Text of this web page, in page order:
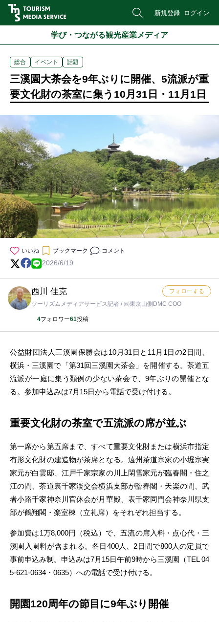
新規登録 ログイン
学び・つながる観光産業メディア
総合 イベント 話題
三溪園大茶会を9年ぶりに開催、5流派が重
要文化財の茶室に集う10月31日・11月1日
いいね ブックマーク コメント
2026/6/19
西川 佳克
ツーリズムメディアサービス記者 / ㈱東京山側DMC COO
4フォロワー61投稿
フォローする
公益財団法人三溪園保勝会は10月31日と11月1日の2日間、
横浜・三溪園で「第31回三溪園大茶会」を開催する。茶道五
流派が一庭に集う類例の少ない茶会で、9年ぶりの開催とな
る。参加申込みは7月15日から電話で受け付ける。
重要文化財の茶室で五流派の席が並ぶ
第一席から第五席まで、すべて重要文化財または横浜市指定
有形文化財の建造物が茶席となる。遠州茶道宗家の小堀宗実
家元が白雲邸、江戸千家宗家の川上閑雪家元が臨春閣・住之
江の間、茶道裏千家淡交会横浜支部が臨春閣・天楽の間、武
者小路千家神奈川官休会が月華殿、表千家同門会神奈川県支
部が鶴翔閣・楽室棟（立礼席）をそれぞれ担当する。
参加費は1万8,000円（税込）で、五流の席入料・点心代・三
溪園入園料が含まれる。各日400人、2日間で800人の定員で
事前申込み制。申込みは7月15日午前9時から三溪園（TEL 04
5-621-0634・0635）への電話で受け付ける。
開園120周年の節目に9年ぶり開催